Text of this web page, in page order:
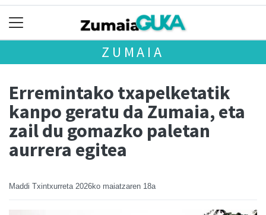
ZUMAIA
Erremintako txapelketatik
kanpo geratu da Zumaia, eta
zail du gomazko paletan
aurrera egitea
Maddi Txintxurreta 2026ko maiatzaren 18a